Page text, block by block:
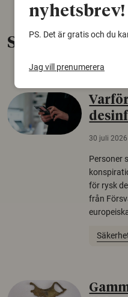
Senaste nytt
30 juli 2026
Personer
för rysk
från
nyhetsbrev!
PS. Det är gratis och du
Jag vill prenumerera